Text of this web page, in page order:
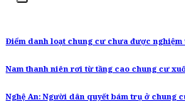
Điểm danh loạt chung cư chưa được nghiệm
Nam thanh niên rơi từ tầng cao chung cư
Nghệ An: Người dân quyết bám trụ ở chung